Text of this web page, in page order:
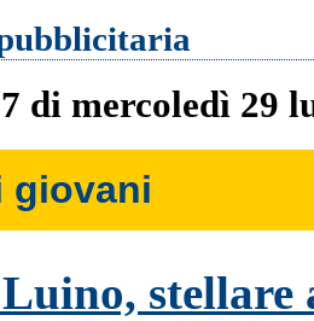
di mercoledì 29
giovani
stellare